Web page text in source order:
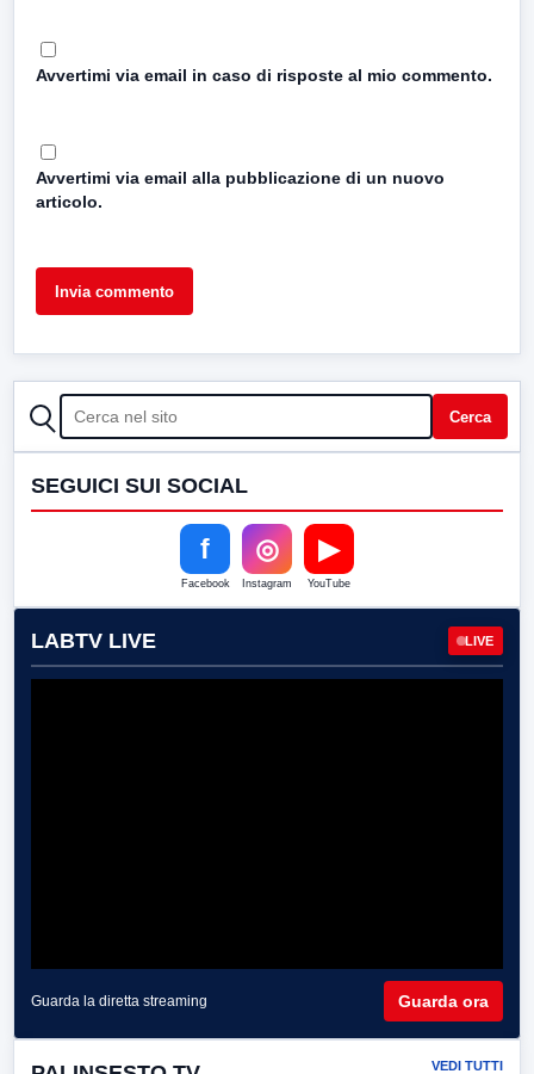
Avvertimi via email in caso di risposte al mio commento.
Avvertimi via email alla pubblicazione di un nuovo
articolo.
CERCA Cerca
SEGUICI SUI SOCIAL
f
Facebook
◎
Instagram
▶
YouTube
LABTV LIVE LIVE
Guarda la diretta streaming Guarda ora
VEDI TUTTI